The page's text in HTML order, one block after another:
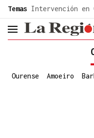
common.go-to-content
Temas Intervención en
header.menu.open
Ourense Amoeiro